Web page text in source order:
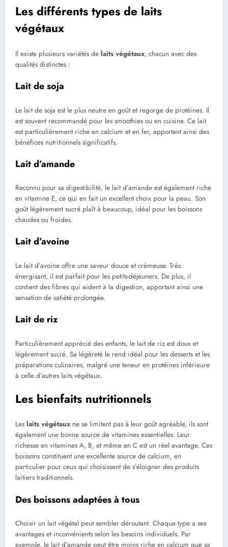
Les différents types de laits
végétaux
Il existe plusieurs variétés de laits végétaux, chacun avec des
qualités distinctes :
Lait de soja
Le lait de soja est le plus neutre en goût et regorge de protéines. Il
est souvent recommandé pour les smoothies ou en cuisine. Ce lait
est particulièrement riche en calcium et en fer, apportant ainsi des
bénéfices nutritionnels significatifs.
Lait d’amande
Reconnu pour sa digestibilité, le lait d’amande est également riche
en vitamine E, ce qui en fait un excellent choix pour la peau. Son
goût légèrement sucré plaît à beaucoup, idéal pour les boissons
chaudes ou froides.
Lait d’avoine
Le lait d’avoine offre une saveur douce et crémeuse. Très
énergisant, il est parfait pour les petits-déjeuners. De plus, il
contient des fibres qui aident à la digestion, apportant ainsi une
sensation de satiété prolongée.
Lait de riz
Particulièrement apprécié des enfants, le lait de riz est doux et
légèrement sucré. Sa légèreté le rend idéal pour les desserts et les
préparations culinaires, malgré une teneur en protéines inférieure
à celle d’autres laits végétaux.
Les bienfaits nutritionnels
Les laits végétaux ne se limitent pas à leur goût agréable, ils sont
également une bonne source de vitamines essentielles. Leur
richesse en vitamines A, B, et même en C est un réel avantage. Ces
boissons constituent une excellente source de calcium, en
particulier pour ceux qui choisissent de s’éloigner des produits
laitiers traditionnels.
Des boissons adaptées à tous
Choisir un lait végétal peut sembler déroutant. Chaque type a ses
avantages et inconvénients selon les besoins individuels. Par
exemple, le lait d’amande peut être moins riche en calcium que sa